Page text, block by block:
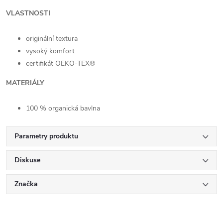
VLASTNOSTI
originální textura
vysoký komfort
certifikát OEKO-TEX®
MATERIÁLY
100 % organická bavlna
Parametry produktu
Diskuse
Značka